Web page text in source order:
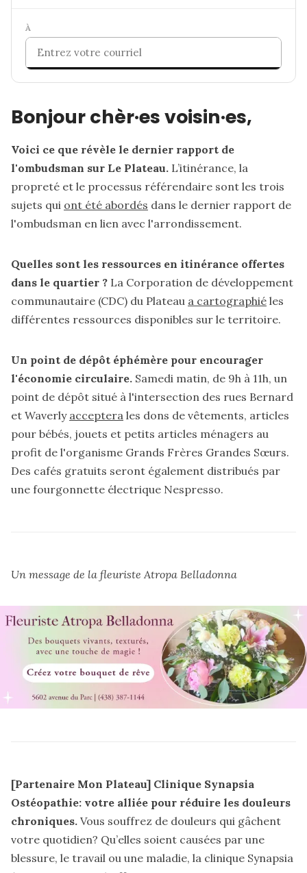
À
S'abonner
Bonjour chèr·es voisin·es,
Voici ce que révèle le dernier rapport de
l'ombudsman sur Le Plateau. L’itinérance, la
propreté et le processus référendaire sont les trois
sujets qui ont été abordés dans le dernier rapport de
l'ombudsman en lien avec l'arrondissement.
Quelles sont les ressources en itinérance offertes
dans le quartier ? La Corporation de développement
communautaire (CDC) du Plateau a cartographié les
différentes ressources disponibles sur le territoire.
Un point de dépôt éphémère pour encourager
l'économie circulaire. Samedi matin, de 9h à 11h, un
point de dépôt situé à l'intersection des rues Bernard
et Waverly acceptera les dons de vêtements, articles
pour bébés, jouets et petits articles ménagers au
profit de l'organisme Grands Frères Grandes Sœurs.
Des cafés gratuits seront également distribués par
une fourgonnette électrique Nespresso.
Un message de la fleuriste Atropa Belladonna
[Partenaire Mon Plateau] Clinique Synapsia
Ostéopathie: votre alliée pour réduire les douleurs
chroniques. Vous souffrez de douleurs qui gâchent
votre quotidien? Qu’elles soient causées par une
blessure, le travail ou une maladie, la clinique Synapsia